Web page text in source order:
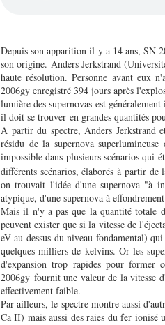
Depuis son apparition il y a 14 ans, SN
son origine. Anders Jerkstrand
haute résolution. Personne avant eux
2006gy enregistré 394 jours après
lumière des supernovas est
il doit se trouver en grandes quantités
A partir du spectre, Anders Jerkstrand
résidu de la supernova
impossible dans plusieurs scénarios qui
différents scénarios, élaborés à partir
on trouvait l'idée d'une supernova "à
atypique, d'une supernova à
Mais il n'y a pas que la quantité totale
peuvent exister que si la vitesse de
eV au-dessus du niveau fondamental)
quelques milliers de kelvins. Or les
d'expansion trop rapides pour former
2006gy fournit une valeur de la vitesse
effectivement faible.
Par ailleurs, le spectre montre aussi
Ca II) mais aussi des raies du fer